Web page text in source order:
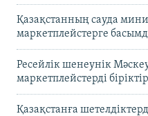
Қазақстанның сауда
маркетплейстерге
Ресейлік шенеунік
маркетплейстерді
Қазақстанға